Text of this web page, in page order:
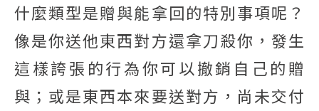
什麼類型是贈與能拿回的特別事項呢？
像是你送他東西對方還拿刀殺你，發生
這樣誇張的行為你可以撤銷自己的贈
與；或是東西本來要送對方，尚未交付